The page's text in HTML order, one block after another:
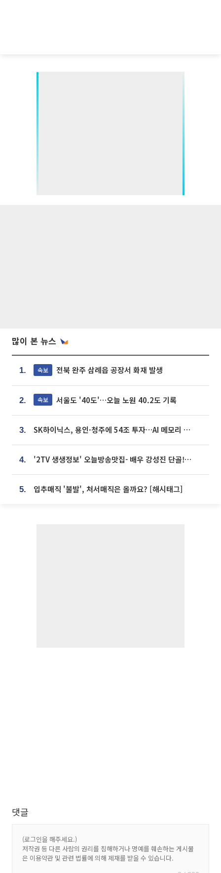
많이 본 뉴스
1. 속보 전북 완주 삼례읍 공장서 화재 발생
2. 속보 서울도 '40도'…오늘 노원 40.2도 기록
3. SK하이닉스, 용인·청주에 54조 투자…AI 메모리 생산기지 키운다
4. '2TV 생생정보' 오늘방송맛집- 배우 강성진 단골! 쌀국수ㆍ푸팟퐁 커리 맛집 '블○○○'
5. 입추매직 '불발', 처서매직은 올까요? [해시태그]
댓글